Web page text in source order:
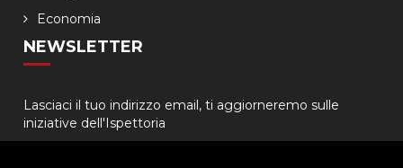
Economia
NEWSLETTER
Lasciaci il tuo indirizzo email, ti aggiorneremo sulle
iniziative dell'Ispettoria